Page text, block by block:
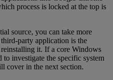
process is locked at the top is
source, you can take more
party application is the
it. If a core Windows
investigate the specific system
cover in the next section.